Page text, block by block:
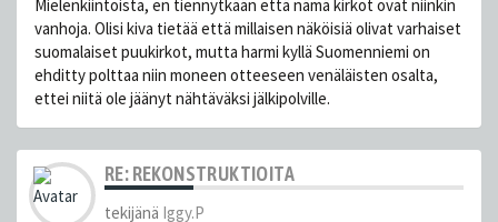
Mielenkiintoista, en tiennytkään että nämä kirkot ovat niinkin
vanhoja. Olisi kiva tietää että millaisen näköisiä olivat varhaiset
suomalaiset puukirkot, mutta harmi kyllä Suomenniemi on
ehditty polttaa niin moneen otteeseen venäläisten osalta,
ettei niitä ole jäänyt nähtäväksi jälkipolville.
RE: REKONSTRUKTIOITA
tekijänä Iggy.P